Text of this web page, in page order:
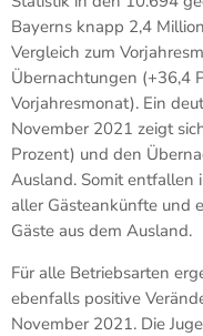
Bayerns knapp 2,4
Vergleich zum
Übernachtungen (+36,4
Vorjahresmonat). Ein
November 2021 zeigt
Prozent) und den
Ausland. Somit entfallen
aller Gästeankünfte und
Gäste aus dem Ausland.
Für alle Betriebsarten
ebenfalls positive
November 2021. Die